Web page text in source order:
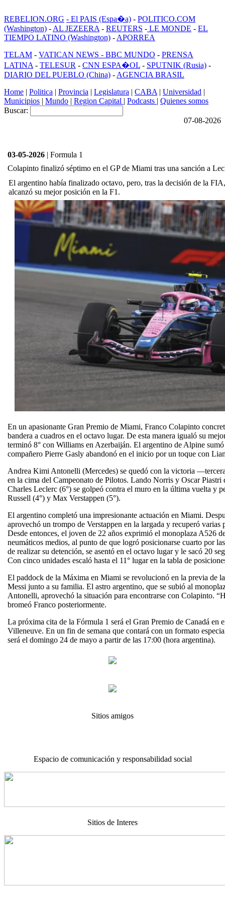
REBELION.ORG - El PAIS (Espa�a) - POLITICO.COM
(Washington) - AL JEZEERA - REUTERS - LE MONDE - EL
TIEMPO LATINO (Washington) - APORREA
TELAM - VATICAN NEWS - BBC MUNDO - PRENSA
LATINA - TELESUR - CNN ESPA�OL - SPUTNIK (Rusia) -
DIARIO DEL PUEBLO (China) - AGENCIA BRASIL
Home | Politica | Provincia | Legislatura | CABA | Universidad |
Municipios | Mundo | Region Capital | Podcasts | Quienes somos
Buscar:
07-08-2026
03-05-2026 | Formula 1
Colapinto finalizó séptimo en el GP de Miami tras una sanción a
El argentino había finalizado octavo, pero, tras la decisión de la
alcanzó su mejor posición en la F1.
En un apasionante Gran Premio de Miami, Franco Colapinto
bandera a cuadros en el octavo lugar. De esta manera igualó su
terminó 8° con Williams en Azerbaiján. El argentino de Alpine
compañero Pierre Gasly abandonó en el inicio por un toque con
Andrea Kimi Antonelli (Mercedes) se quedó con la victoria
en la cima del Campeonato de Pilotos. Lando Norris y Oscar
Charles Leclerc (6°) se golpeó contra el muro en la última vuelta y
Russell (4°) y Max Verstappen (5°).
El argentino completó una impresionante actuación en Miami.
aprovechó un trompo de Verstappen en la largada y recuperó varias
Desde entonces, el joven de 22 años exprimió el monoplaza A526
neumáticos medios, al punto de que logró posicionarse cuarto por
de realizar su detención, se asentó en el octavo lugar y le sacó 20
Con cinco unidades escaló hasta el 11° lugar en la tabla de
El paddock de la Máxima en Miami se revolucionó en la previa de
Messi junto a su familia. El astro argentino, que se subió al
Antonelli, aprovechó la situación para encontrarse con Colapinto.
bromeó Franco posteriormente.
La próxima cita de la Fórmula 1 será el Gran Premio de Canadá en
Villeneuve. En un fin de semana que contará con un formato
será el domingo 24 de mayo a partir de las 17:00 (hora argentina).
Sitios amigos
Espacio de comunicación y responsabilidad social
Sitios de Interes